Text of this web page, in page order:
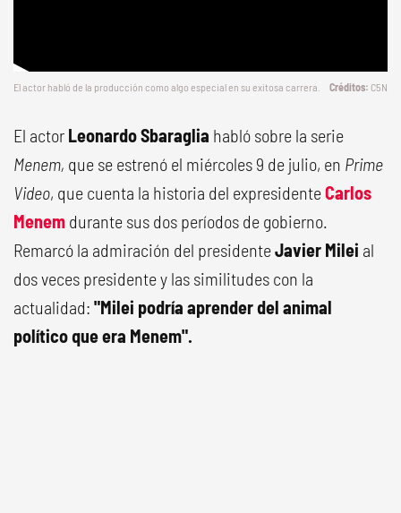
El actor habló de la producción como algo especial en su exitosa carrera. C5N
El actor Leonardo Sbaraglia habló sobre la serie
Menem, que se estrenó el miércoles 9 de julio, en Prime
Video, que cuenta la historia del expresidenteCarlos
Menem durante sus dos períodos de gobierno.
Remarcó la admiración del presidenteJavier Milei al
dos veces presidente y las similitudes con la
actualidad: "Milei podría aprender del animal
político que era Menem".